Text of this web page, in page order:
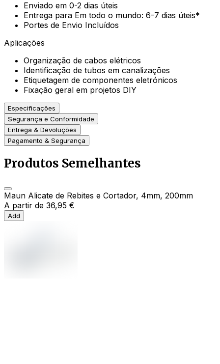
Enviado em 0-2 dias úteis
Entrega para Em todo o mundo: 6-7 dias úteis*
Portes de Envio Incluídos
Aplicações
Organização de cabos elétricos
Identificação de tubos em canalizações
Etiquetagem de componentes eletrónicos
Fixação geral em projetos DIY
Especificações
Segurança e Conformidade
Entrega & Devoluções
Pagamento & Segurança
Produtos Semelhantes
Maun Alicate de Rebites e Cortador, 4mm, 200mm
A partir de 36,95 €
Add